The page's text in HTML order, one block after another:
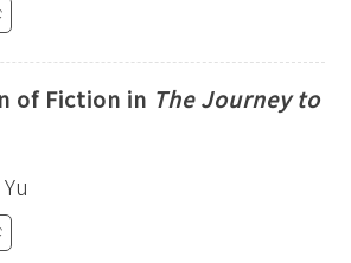
of Fiction in The Journey to